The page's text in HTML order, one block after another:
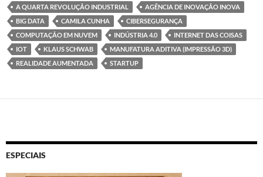
A QUARTA REVOLUÇÃO INDUSTRIAL
AGÊNCIA DE INOVAÇÃO INOVA
BIG DATA
CAMILA CUNHA
CIBERSEGURANÇA
COMPUTAÇÃO EM NUVEM
INDÚSTRIA 4.0
INTERNET DAS COISAS
IOT
KLAUS SCHWAB
MANUFATURA ADITIVA (IMPRESSÃO 3D)
REALIDADE AUMENTADA
STARTUP
ESPECIAIS